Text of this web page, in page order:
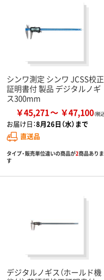
シンワ測定 シンワ JCSS校正
証明書付 製品 デジタルノギ
ス300mm
￥45,271 ￥47,100
お届け日：8月26日（水）まで
直送品
タイプ・販売単位違いの商品が2商品ありま
す
デジタルノギス（ホールド機